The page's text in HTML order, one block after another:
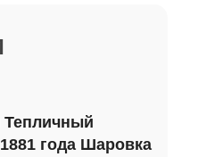
года Шаровка